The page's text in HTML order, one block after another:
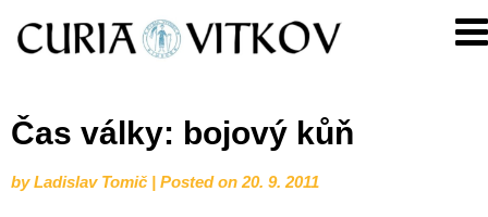
Čas války: bojový kůň
byLadislav Tomič | Posted on 20. 9. 2011